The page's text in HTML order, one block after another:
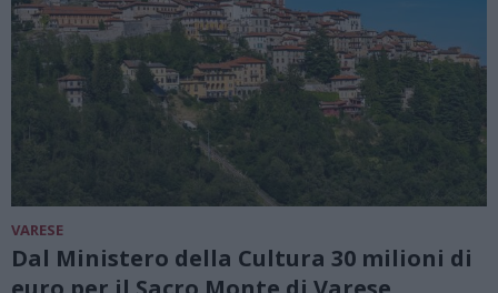
VARESE
Dal Ministero della Cultura 30 milioni di